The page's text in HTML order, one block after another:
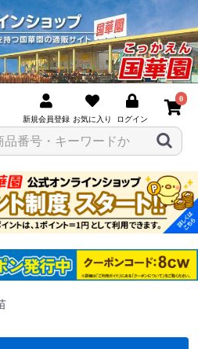
新規会員登録 お気に入り ログイン
0